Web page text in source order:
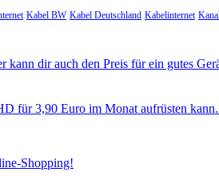
Kabel BW Kabel Deutschland Kabelinternet
kann dir auch den Preis für ein gutes
für 3,90 Euro im Monat aufrüsten
Shopping!